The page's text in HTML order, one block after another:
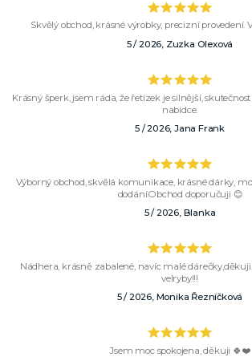
Skvělý obchod, krásné výrobky, precizní provedení.
5 / 2026, Zuzka Olexová
Krásný šperk, jsem ráda, že řetízek je silnější,
nabídce.
5 / 2026, Jana Frank
Výborný obchod, skvělá komunikace, krásné dárky,
dodání.Obchod doporučuji 😊
5 / 2026, Blanka
Nádhera, krásně zabalené, navíc malé
velryby!!!
5 / 2026, Monika Řezníčková
Jsem moc spokojena, děkuji 🍀❤️